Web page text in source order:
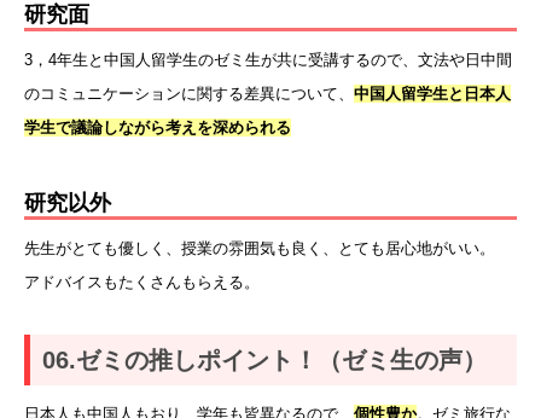
研究面
3，4年生と中国人留学生のゼミ生が共に受講するので、文法や日中間
のコミュニケーションに関する差異について、 中国人留学生と日本人
学生で議論しながら考えを深められる
研究以外
先生がとても優しく、授業の雰囲気も良く、とても居心地がいい。
アドバイスもたくさんもらえる。
06.ゼミの推しポイント！（ゼミ生の声）
日本人も中国人もおり、学年も皆異なるので、 個性豊か。ゼミ旅行な